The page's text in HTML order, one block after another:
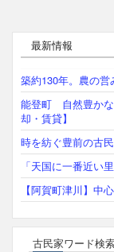
最新情報
築約130年。農の
能登町 自然豊かな
却・賃貸】
時を紡ぐ豊前の古
「天国に一番近い
【阿賀町津川】中
古民家ワード検